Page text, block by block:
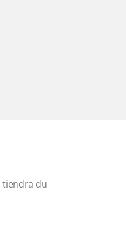
tiendra du